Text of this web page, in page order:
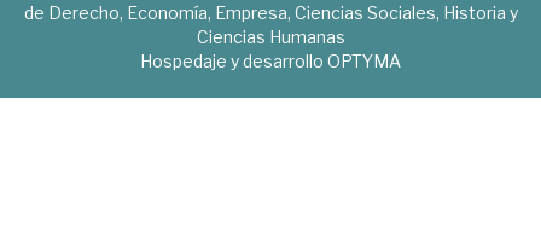
de Derecho, Economía, Empresa, Ciencias Sociales, Historia y
Ciencias Humanas
Hospedaje y desarrollo OPTYMA